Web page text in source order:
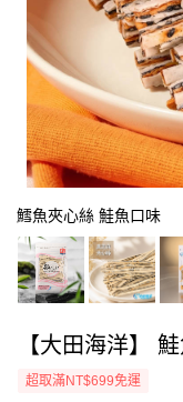
鱈魚夾心絲 鮭魚口味
【大田海洋】
超取滿NT$699免運